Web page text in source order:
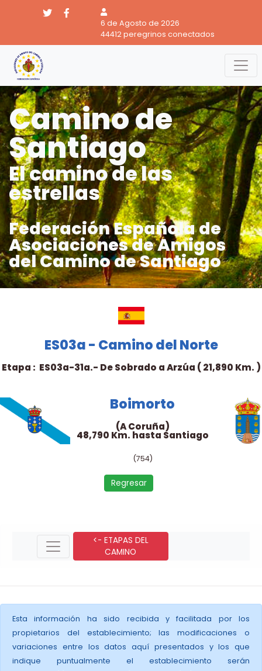
6 de Agosto de 2026
44412 peregrinos conectados
Camino de
Santiago
El camino de las
estrellas
Federación Española de
Asociaciones de Amigos
del Camino de Santiago
ES03a - Camino del Norte
Etapa : ES03a-31a.- De Sobrado a Arzúa ( 21,890 Km. )
Boimorto
(A Coruña)
48,790 Km. hasta Santiago
(754)
Regresar
<- ETAPAS DEL
CAMINO
Esta información ha sido recibida y facilitada por los
propietarios del establecimiento; las modificaciones o
variaciones entre los datos aquí presentados y los que
indique puntualmente el establecimiento serán